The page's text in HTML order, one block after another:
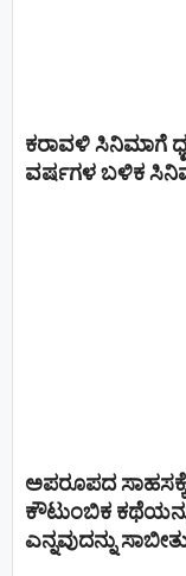
ಕರಾವಳಿ ಸಿನಿಮಾಗೆ
ವರ್ಷಗಳ ಬಳಿಕ
ಅಪರೂಪದ
ಕೌಟುಂಬಿಕ
ಎನ್ನವುದನ್ನು